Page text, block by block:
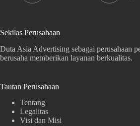
Sekilas Perusahaan
Duta Asia Advertising sebagai perusahaan
berusaha memberikan layanan berkualitas.
Tautan Perusahaan
Tentang
Legalitas
Visi dan Misi